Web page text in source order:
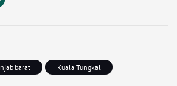
barat
Kuala Tungkal